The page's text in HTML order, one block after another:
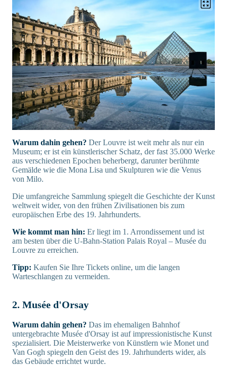
Warum dahin gehen? Der Louvre ist weit mehr als nur ein
Museum; er ist ein künstlerischer Schatz, der fast 35.000 Werke
aus verschiedenen Epochen beherbergt, darunter berühmte
Gemälde wie die Mona Lisa und Skulpturen wie die Venus
von Milo.
Die umfangreiche Sammlung spiegelt die Geschichte der Kunst
weltweit wider, von den frühen Zivilisationen bis zum
europäischen Erbe des 19. Jahrhunderts.
Wie kommt man hin: Er liegt im 1. Arrondissement und ist
am besten über die U-Bahn-Station Palais Royal – Musée du
Louvre zu erreichen.
Tipp: Kaufen Sie Ihre Tickets online, um die langen
Warteschlangen zu vermeiden.
2. Musée d'Orsay
Warum dahin gehen? Das im ehemaligen Bahnhof
untergebrachte Musée d'Orsay ist auf impressionistische Kunst
spezialisiert. Die Meisterwerke von Künstlern wie Monet und
Van Gogh spiegeln den Geist des 19. Jahrhunderts wider, als
das Gebäude errichtet wurde.